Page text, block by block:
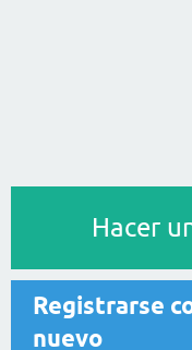
Hacer
Registrarse
nuevo